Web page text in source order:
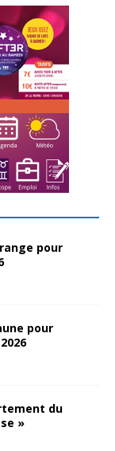
pour
pour
du
»